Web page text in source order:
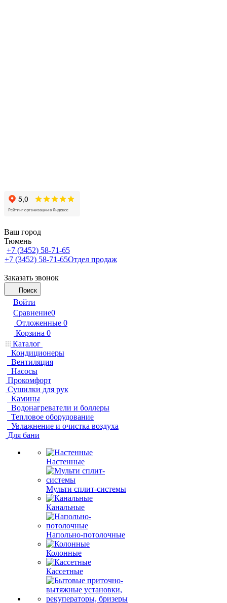
Ваш город
Тюмень
+7 (3452) 58-71-65
+7 (3452) 58-71-65Отдел продаж
Заказать звонок
Поиск
Войти
Сравнение0
Отложенные 0
Корзина 0
Каталог
Кондиционеры
Вентиляция
Насосы
Прокомфорт
Сушилки для рук
Камины
Водонагреватели и боллеры
Тепловое оборудование
Увлажнение и очистка воздуха
Для бани
Настенные
Мульти сплит-системы
Канальные
Напольно-потолочные
Колонные
Кассетные